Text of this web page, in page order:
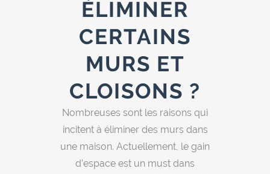
ÉLIMINER
CERTAINS
MURS ET
CLOISONS ?
Nombreuses sont les raisons qui
incitent à éliminer des murs dans
une maison. Actuellement, le gain
d’espace est un must dans